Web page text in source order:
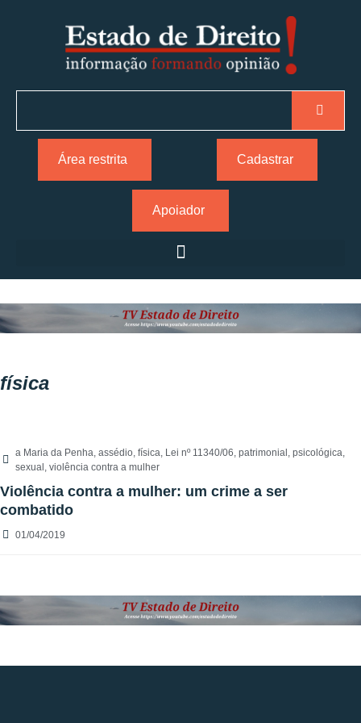
Área restrita Cadastrar
Apoiador
física
a Maria da Penha, assédio, física, Lei nº 11340/06, patrimonial , psicológica,
sexual , violência contra a mulher
Violência contra a mulher: um crime a ser
combatido
01/04/2019